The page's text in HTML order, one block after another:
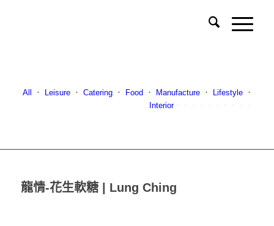
All ． Leisure ．Catering ． Food ． Manufacture ． Lifestyle ．
Interior．．．．．．．．．．
龍情-花生軟糖 | Lung Ching